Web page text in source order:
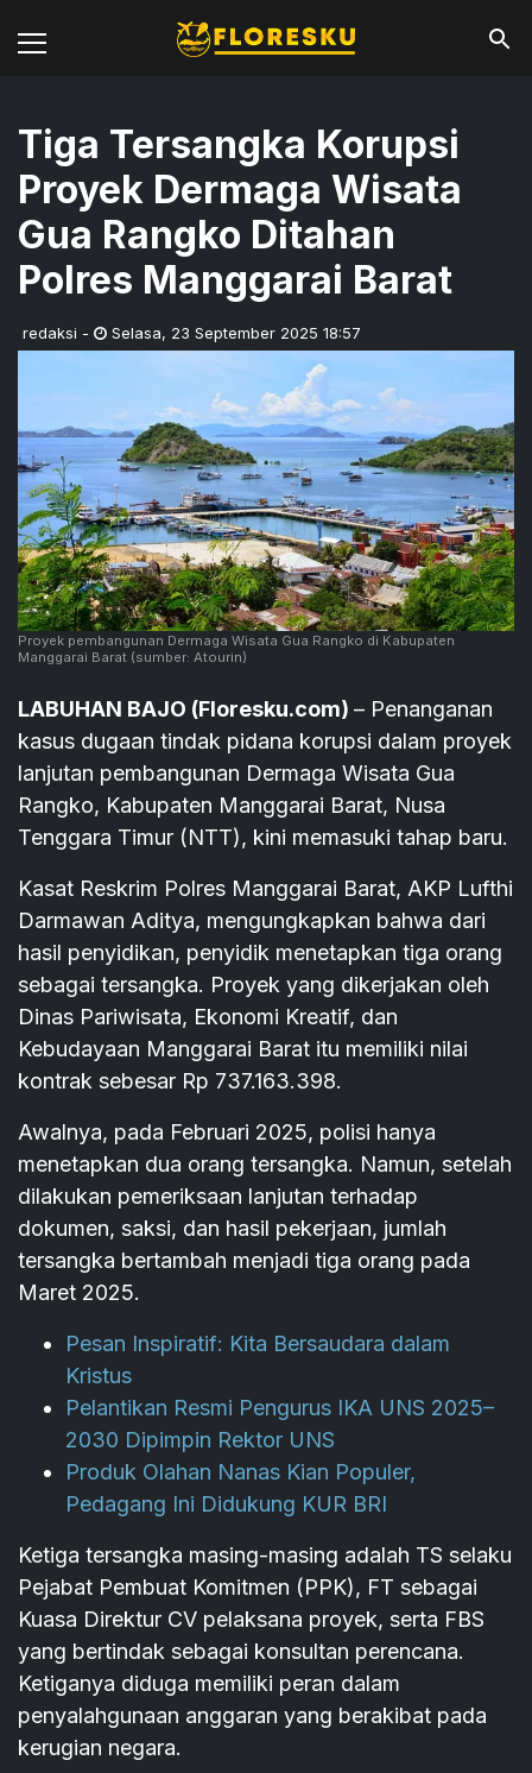
Tiga Tersangka Korupsi
Proyek Dermaga Wisata
Gua Rangko Ditahan
Polres Manggarai Barat
redaksi - Selasa, 23 September 2025 18:57
Proyek pembangunan Dermaga Wisata Gua Rangko di Kabupaten
Manggarai Barat (sumber: Atourin)
LABUHAN BAJO (Floresku.com) – Penanganan
kasus dugaan tindak pidana korupsi dalam proyek
lanjutan pembangunan Dermaga Wisata Gua
Rangko, Kabupaten Manggarai Barat, Nusa
Tenggara Timur (NTT), kini memasuki tahap baru.
Kasat Reskrim Polres Manggarai Barat, AKP Lufthi
Darmawan Aditya, mengungkapkan bahwa dari
hasil penyidikan, penyidik menetapkan tiga orang
sebagai tersangka. Proyek yang dikerjakan oleh
Dinas Pariwisata, Ekonomi Kreatif, dan
Kebudayaan Manggarai Barat itu memiliki nilai
kontrak sebesar Rp 737.163.398.
Awalnya, pada Februari 2025, polisi hanya
menetapkan dua orang tersangka. Namun, setelah
dilakukan pemeriksaan lanjutan terhadap
dokumen, saksi, dan hasil pekerjaan, jumlah
tersangka bertambah menjadi tiga orang pada
Maret 2025.
Pesan Inspiratif: Kita Bersaudara dalam
Kristus
Pelantikan Resmi Pengurus IKA UNS 2025–
2030 Dipimpin Rektor UNS
Produk Olahan Nanas Kian Populer,
Pedagang Ini Didukung KUR BRI
Ketiga tersangka masing-masing adalah TS selaku
Pejabat Pembuat Komitmen (PPK), FT sebagai
Kuasa Direktur CV pelaksana proyek, serta FBS
yang bertindak sebagai konsultan perencana.
Ketiganya diduga memiliki peran dalam
penyalahgunaan anggaran yang berakibat pada
kerugian negara.